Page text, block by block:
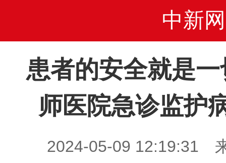
中新网
患者的安全就是
师医院急诊监护
2024-05-09 12:19:31